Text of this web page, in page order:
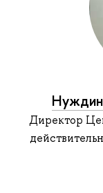
Директор